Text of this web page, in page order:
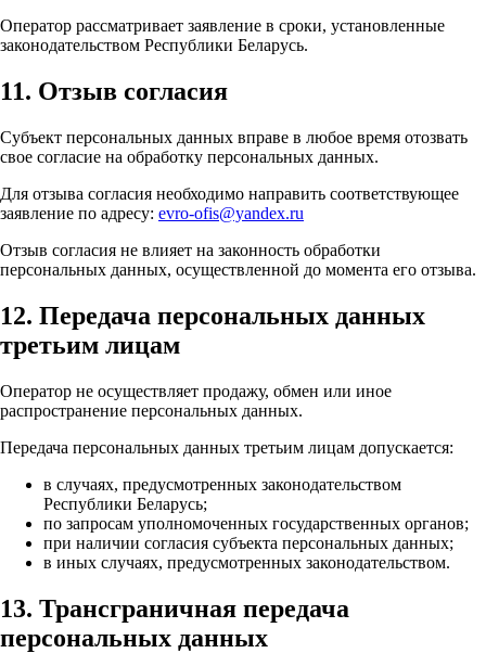
Оператор рассматривает заявление в сроки, установленные
законодательством Республики Беларусь.
11. Отзыв согласия
Субъект персональных данных вправе в любое время отозвать
свое согласие на обработку персональных данных.
Для отзыва согласия необходимо направить соответствующее
заявление по адресу: evro-ofis@yandex.ru
Отзыв согласия не влияет на законность обработки
персональных данных, осуществленной до момента его отзыва.
12. Передача персональных данных
третьим лицам
Оператор не осуществляет продажу, обмен или иное
распространение персональных данных.
Передача персональных данных третьим лицам допускается:
в случаях, предусмотренных законодательством
Республики Беларусь;
по запросам уполномоченных государственных органов;
при наличии согласия субъекта персональных данных;
в иных случаях, предусмотренных законодательством.
13. Трансграничная передача
персональных данных